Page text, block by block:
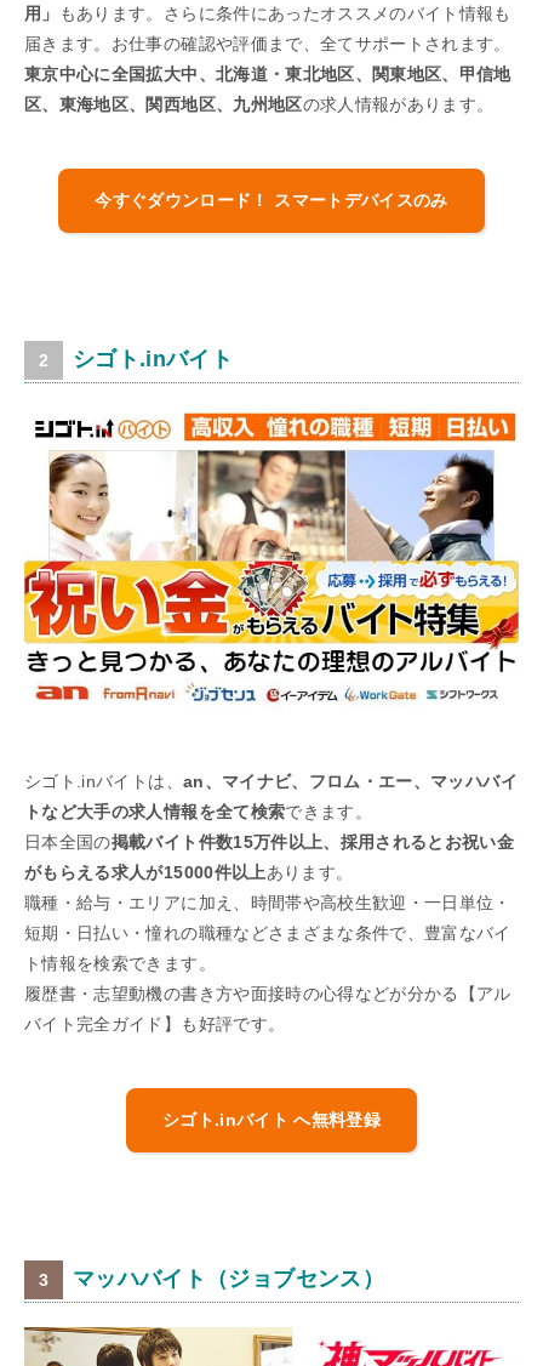
用」
もあります。さらに条件にあったオススメのバイト情報も
届きます。お仕事の確認や評価まで、全てサポートされます。
東京中心に全国拡大中、北海道・東北地区、関東地区、甲信地
区、東海地区、関西地区、九州地区の求人情報があります。
今すぐダウンロード！ スマートデバイスのみ
シゴト.inバイト
シゴト.inバイトは、 an、マイナビ、フロム・エー、マッハバイ
トなど大手の求人情報を全て検索できます。
日本全国の掲載バイト件数15万件以上、採用されるとお祝い金
がもらえる求人が15000件以上あります。
職種・給与・エリアに加え、時間帯や高校生歓迎・一日単位・
短期・日払い・憧れの職種などさまざまな条件で、豊富なバイ
ト情報を検索できます。
履歴書・志望動機の書き方や面接時の心得などが分かる【アル
バイト完全ガイド】も好評です。
シゴト.inバイト へ無料登録
マッハバイト（ジョブセンス）